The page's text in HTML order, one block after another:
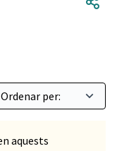
aquests